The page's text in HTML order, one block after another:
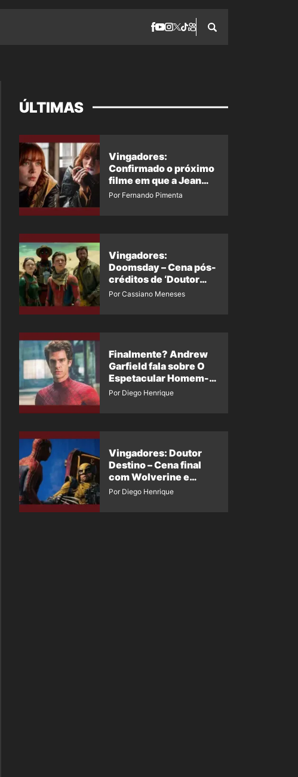
ÚLTIMAS
Vingadores:
Confirmado o próximo
filme em que a Jean
Grey irá aparecer
Por Fernando Pimenta
Vingadores:
Doomsday – Cena pós-
créditos de ‘Doutor
Destino’ é revelada
Por Cassiano Meneses
Finalmente? Andrew
Garfield fala sobre O
Espetacular Homem-
Aranha 3
Por Diego Henrique
Vingadores: Doutor
Destino – Cena final
com Wolverine e
Homem-Aranha de
Por Diego Henrique